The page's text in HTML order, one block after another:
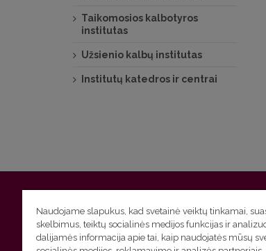
Taikomosios kalbotyros
institutas
Užsienio kalbų institutas
Institutų katedros ir centrai
Vilniaus universitetas Filologijos fakultetas |
Studijų skyriaus(studijų ir tvarkaraščio
Naudojame slapukus, kad svetainė veiktų tinkamai,
skelbimus, teiktų socialinės medijos funkcijas ir
dalijamės informacija apie tai, kaip naudojatės mūsų